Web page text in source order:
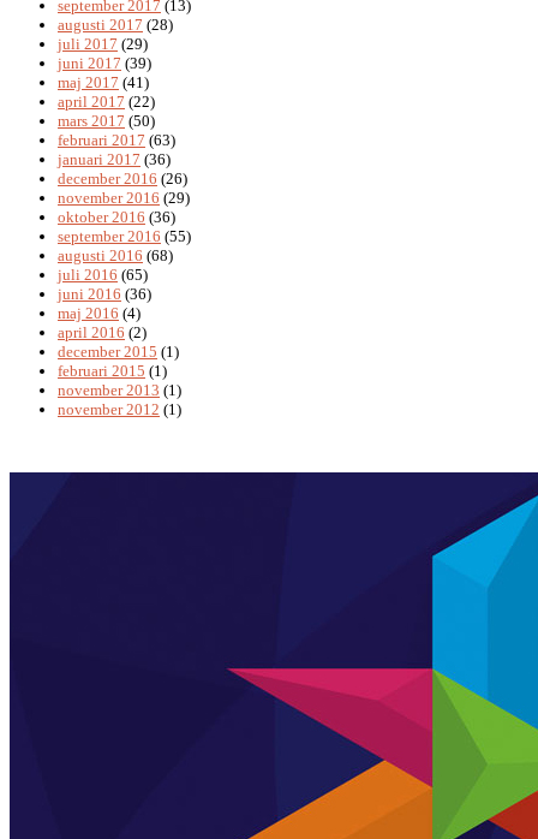
september 2017 (13)
augusti 2017 (28)
juli 2017 (29)
juni 2017 (39)
maj 2017 (41)
april 2017 (22)
mars 2017 (50)
februari 2017 (63)
januari 2017 (36)
december 2016 (26)
november 2016 (29)
oktober 2016 (36)
september 2016 (55)
augusti 2016 (68)
juli 2016 (65)
juni 2016 (36)
maj 2016 (4)
april 2016 (2)
december 2015 (1)
februari 2015 (1)
november 2013 (1)
november 2012 (1)